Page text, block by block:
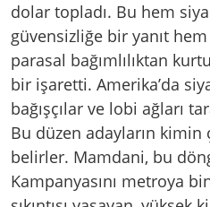
dolar topladı. Bu hem
güvensizliğe bir yanıt
parasal bağımlılıktan
bir işaretti. Amerika’da
bağışçılar ve lobi ağları
Bu düzen adayların kimin
belirler. Mamdani, bu
Kampanyasını metroya